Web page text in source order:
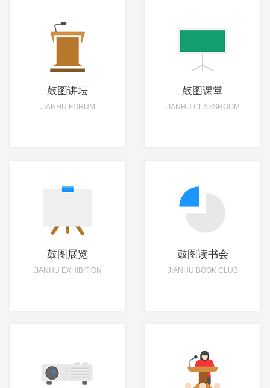
鼓图讲坛
JIANHU FORUM
鼓图课堂
JIANHU CLASSROOM
鼓图展览
JIANHU EXHIBITION
鼓图读书会
JIANHU BOOK CLUB